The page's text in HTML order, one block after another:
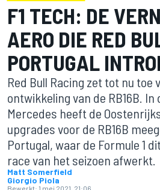
F1 TECH: DE
AERO DIE RED
PORTUGAL
Red Bull Racing zet tot nu toe
ontwikkeling van de RB16B.
Mercedes heeft de
upgrades voor de RB16B
Portugal, waar de Formule 1
race van het seizoen afwerkt.
Matt Somerfield
Giorgio Piola
Bewerkt: 1 mei 2021, 21:06